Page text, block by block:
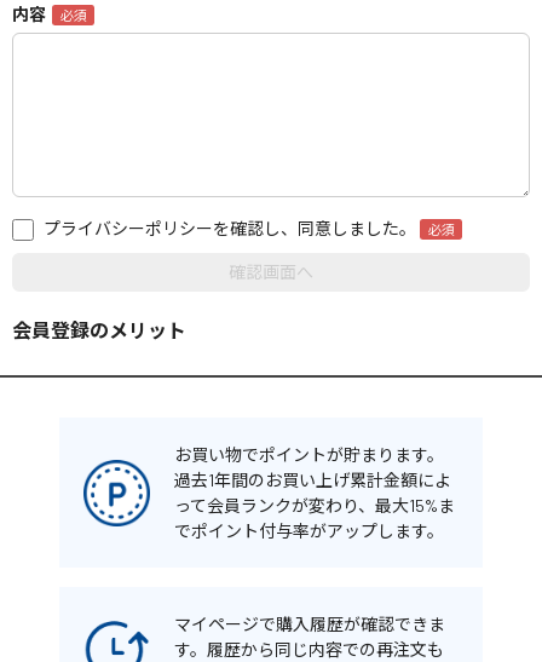
内容
プライバシーポリシーを確認し、同意しました。
会員登録のメリット
お買い物でポイントが貯まります。
過去1年間のお買い上げ累計金額によ
って会員ランクが変わり、最大15%ま
でポイント付与率がアップします。
マイページで購入履歴が確認できま
す。履歴から同じ内容での再注文も